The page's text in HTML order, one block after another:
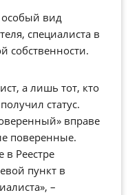
вид
специалиста в
собственности.
а лишь тот, кто
статус.
вправе
поверенные.
в Реестре
пункт в
–